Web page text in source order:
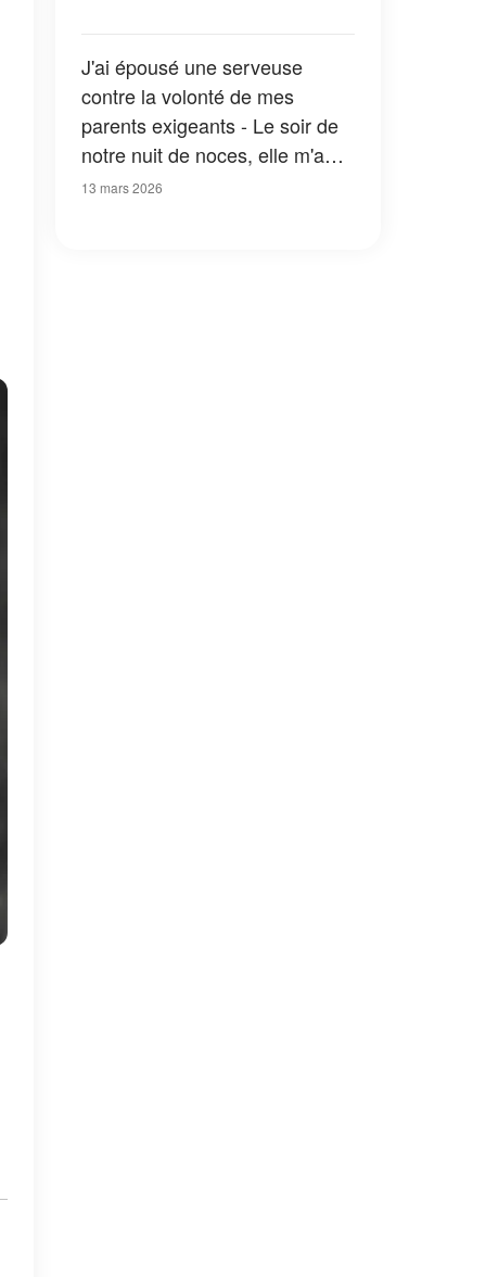
J'ai épousé une serveuse
contre la volonté de mes
parents exigeants - Le soir de
notre nuit de noces, elle m'a
surpris en me disant : «
13 mars 2026